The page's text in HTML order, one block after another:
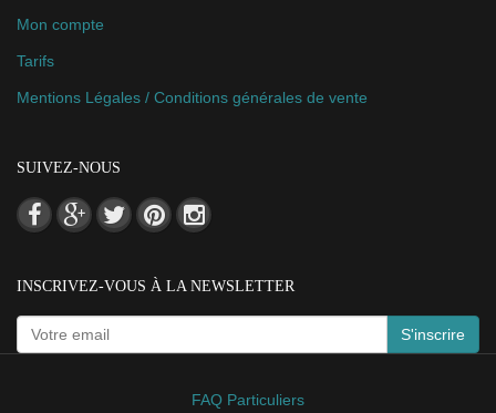
Mon compte
Tarifs
Mentions Légales / Conditions générales de vente
SUIVEZ-NOUS
INSCRIVEZ-VOUS À LA NEWSLETTER
S'inscrire
FAQ Particuliers